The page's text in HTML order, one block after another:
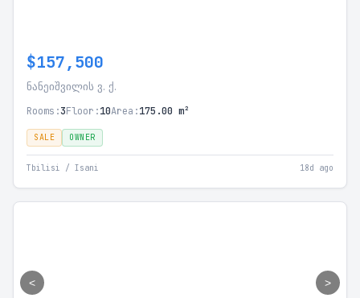
$157,500
ნანეიშვილის ვ. ქ.
Rooms:3Floor:10Area:175.00 m²
SALE OWNER
Tbilisi / Isani 18d ago
< >